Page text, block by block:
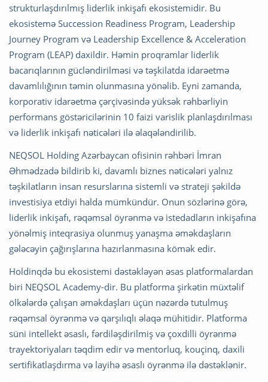
strukturlaşdırılmış liderlik inkişafı ekosistemidir. Bu
ekosistemə Succession Readiness Program, Leadership
Journey Program və Leadership Excellence & Acceleration
Program (LEAP) daxildir. Həmin proqramlar liderlik
bacarıqlarının gücləndirilməsi və təşkilatda idarəetmə
davamlılığının təmin olunmasına yönəlib. Eyni zamanda,
korporativ idarəetmə çərçivəsində yüksək rəhbərliyin
performans göstəricilərinin 10 faizi varislik planlaşdırılması
və liderlik inkişafı nəticələri ilə əlaqələndirilib.
NEQSOL Holding Azərbaycan ofisinin rəhbəri İmran
Əhmədzadə bildirib ki, davamlı biznes nəticələri yalnız
təşkilatların insan resurslarına sistemli və strateji şəkildə
investisiya etdiyi halda mümkündür. Onun sözlərinə görə,
liderlik inkişafı, rəqəmsal öyrənmə və istedadların inkişafına
yönəlmiş inteqrasiya olunmuş yanaşma əməkdaşların
gələcəyin çağırışlarına hazırlanmasına kömək edir.
Holdinqdə bu ekosistemi dəstəkləyən əsas platformalardan
biri NEQSOL Academy-dir. Bu platforma şirkətin müxtəlif
ölkələrdə çalışan əməkdaşları üçün nəzərdə tutulmuş
rəqəmsal öyrənmə və qarşılıqlı əlaqə mühitidir. Platforma
süni intellekt əsaslı, fərdiləşdirilmiş və çoxdilli öyrənmə
trayektoriyaları təqdim edir və mentorluq, kouçinq, daxili
sertifikatlaşdırma və layihə əsaslı öyrənmə ilə dəstəklənir.